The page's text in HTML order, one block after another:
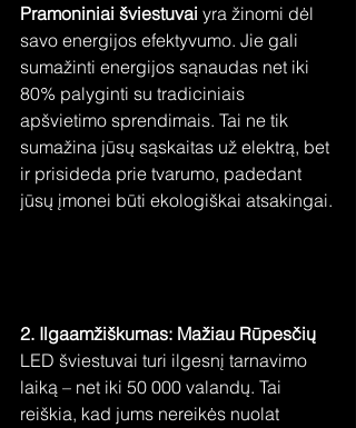
Pramoniniai šviestuvai yra žinomi dėl
savo energijos efektyvumo. Jie gali
sumažinti energijos sąnaudas net iki
80% palyginti su tradiciniais
apšvietimo sprendimais. Tai ne tik
sumažina jūsų sąskaitas už elektrą, bet
ir prisideda prie tvarumo, padedant
jūsų įmonei būti ekologiškai atsakingai.
2. Ilgaamžiškumas: Mažiau Rūpesčių
LED šviestuvai turi ilgesnį tarnavimo
laiką – net iki 50 000 valandų. Tai
reiškia, kad jums nereikės nuolat